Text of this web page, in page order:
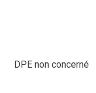
DPE non concerné